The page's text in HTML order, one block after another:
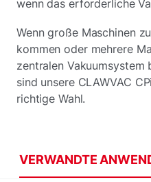
wenn das erforderliche
Wenn große Maschinen
kommen oder mehrere
zentralen Vakuumsystem
sind unsere CLAWVAC
richtige Wahl.
VERWANDTE